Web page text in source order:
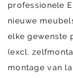
professionele
nieuwe
elke gewenste
(excl.
montage van